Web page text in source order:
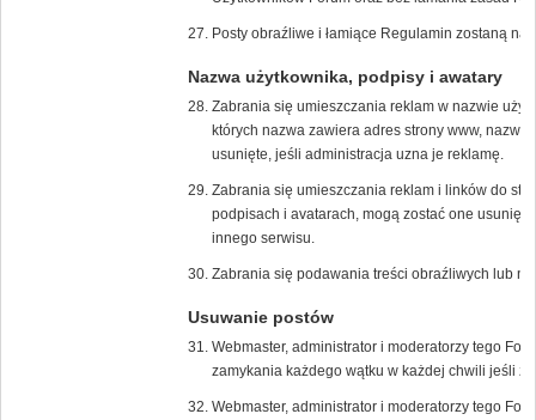
Posty obraźliwe i łamiące Regulamin zostaną
Nazwa użytkownika, podpisy i awatary
Zabrania się umieszczania reklam w nazwie
których nazwa zawiera adres strony www,
usunięte, jeśli administracja uzna je reklamę.
Zabrania się umieszczania reklam i linków do
podpisach i avatarach, mogą zostać one
innego serwisu.
Zabrania się podawania treści obraźliwych lub
Usuwanie postów
Webmaster, administrator i moderatorzy tego
zamykania każdego wątku w każdej chwili jeśli
Webmaster, administrator i moderatorzy tego